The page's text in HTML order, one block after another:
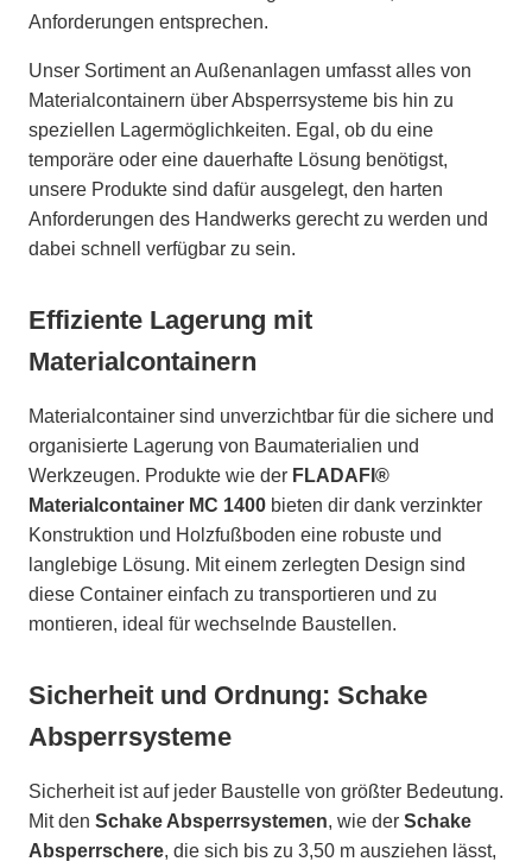
Anforderungen entsprechen.
Unser Sortiment an Außenanlagen umfasst alles von
Materialcontainern über Absperrsysteme bis hin zu
speziellen Lagermöglichkeiten. Egal, ob du eine
temporäre oder eine dauerhafte Lösung benötigst,
unsere Produkte sind dafür ausgelegt, den harten
Anforderungen des Handwerks gerecht zu werden und
dabei schnell verfügbar zu sein.
Effiziente Lagerung mit
Materialcontainern
Materialcontainer sind unverzichtbar für die sichere und
organisierte Lagerung von Baumaterialien und
Werkzeugen. Produkte wie der FLADAFI®
Materialcontainer MC 1400 bieten dir dank verzinkter
Konstruktion und Holzfußboden eine robuste und
langlebige Lösung. Mit einem zerlegten Design sind
diese Container einfach zu transportieren und zu
montieren, ideal für wechselnde Baustellen.
Sicherheit und Ordnung: Schake
Absperrsysteme
Sicherheit ist auf jeder Baustelle von größter Bedeutung.
Mit den Schake Absperrsystemen, wie der Schake
Absperrschere, die sich bis zu 3,50 m ausziehen lässt,